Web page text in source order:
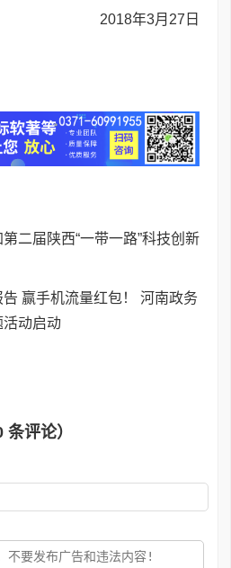
2018年3月27日
二届陕西“一带一路”科技创新
赢手机流量红包！ 河南政务
活动启动
条评论）